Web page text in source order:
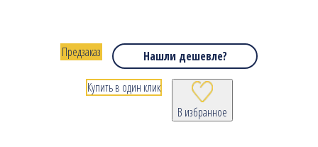
Нашли дешевле?
В избранное
Предзаказ
Купить в один клик